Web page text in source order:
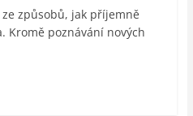
způsobů, jak příjemně
Kromě poznávání nových